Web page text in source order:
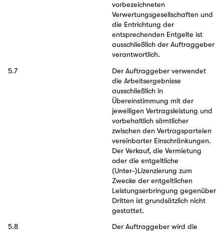
vorbezeichneten
Verwertungsgesellschaften und
die Entrichtung der
entsprechenden Entgelte ist
ausschließlich der Auftraggeber
verantwortlich.
5.7
Der Auftraggeber verwendet
die Arbeitsergebnisse
ausschließlich in
Übereinstimmung mit der
jeweiligen Vertragsleistung und
vorbehaltlich sämtlicher
zwischen den Vertragsparteien
vereinbarter Einschränkungen.
Der Verkauf, die Vermietung
oder die entgeltliche
(Unter-)Lizenzierung zum
Zwecke der entgeltlichen
Leistungserbringung gegenüber
Dritten ist grundsätzlich nicht
gestattet.
5.8
Der Auftraggeber wird die